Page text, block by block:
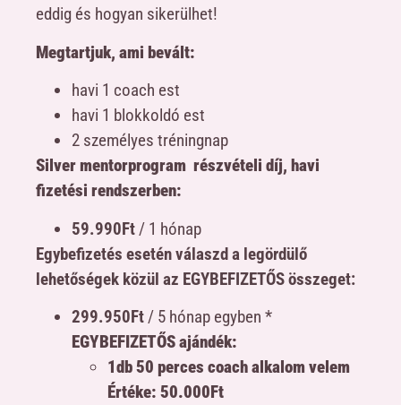
eddig és hogyan sikerülhet!
Megtartjuk, ami bevált:
havi 1 coach est
havi 1 blokkoldó est
2 személyes tréningnap
Silver mentorprogram részvételi díj, havi
fizetési rendszerben:
59.990Ft / 1 hónap
Egybefizetés esetén válaszd a legördülő
lehetőségek közül az EGYBEFIZETŐS összeget:
299.950Ft/ 5 hónap egyben *
EGYBEFIZETŐS ajándék:
1db 50 perces coach alkalom velem
Értéke: 50.000Ft